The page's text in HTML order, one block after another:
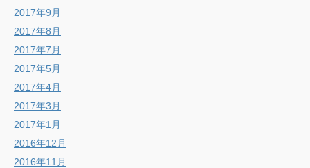
2017年9月
2017年8月
2017年7月
2017年5月
2017年4月
2017年3月
2017年1月
2016年12月
2016年11月